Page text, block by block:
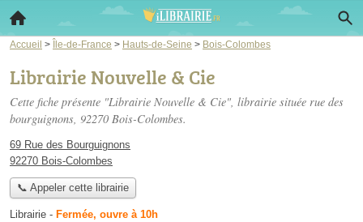
Accueil > Île-de-France > Hauts-de-Seine > Bois-Colombes
Librairie Nouvelle & Cie
Cette fiche présente "Librairie Nouvelle & Cie", librairie située rue des
bourguignons, 92270 Bois-Colombes.
69 Rue des Bourguignons
92270 Bois-Colombes
📞 Appeler cette librairie
Librairie - Fermée, ouvre à 10h